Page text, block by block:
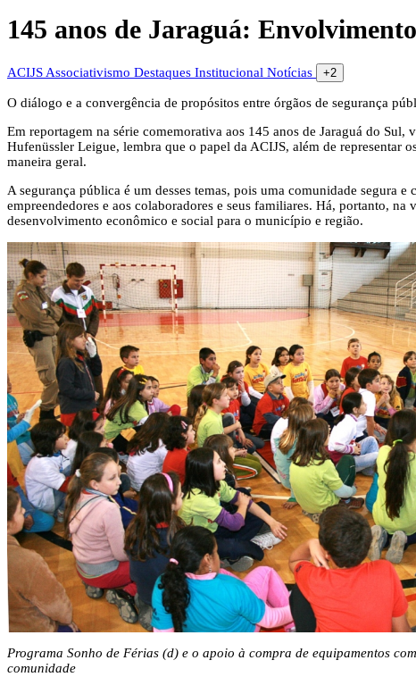
145 anos de Jaraguá:
ACIJS Associativismo Destaques Institucional Notícias +2
O diálogo e a convergência de propósitos entre órgãos de segurança
Em reportagem na série comemorativa aos 145 anos de Jaraguá do
Hufenüssler Leigue, lembra que o papel da ACIJS, além de representar
maneira geral.
A segurança pública é um desses temas, pois uma comunidade segura
empreendedores e aos colaboradores e seus familiares. Há, portanto,
desenvolvimento econômico e social para o município e região.
Programa Sonho de Férias (d) e o apoio à compra de equipamentos
comunidade